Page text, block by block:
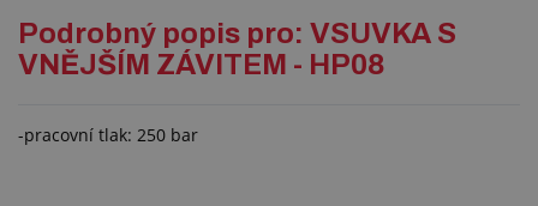
Podrobný popis pro: VSUVKA S
VNĚJŠÍM ZÁVITEM - HP08
-pracovní tlak: 250 bar